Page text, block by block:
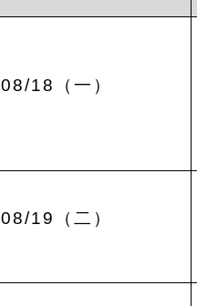
08/18 （一）
08/19 （二）